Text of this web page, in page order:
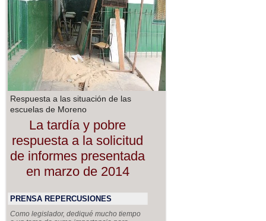
Respuesta a las situación de las
escuelas de Moreno
La tardía y pobre
respuesta a la solicitud
de informes presentada
en marzo de 2014
PRENSA REPERCUSIONES
Como legislador, dediqué mucho tiempo